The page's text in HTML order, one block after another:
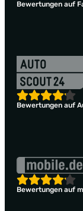
Bewertungen auf
Bewertungen auf
Bewertungen auf